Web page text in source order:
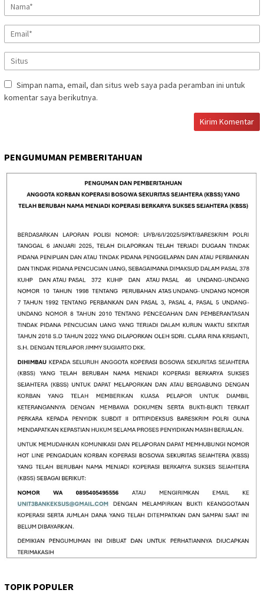
Simpan nama, email, dan situs web saya pada peramban ini untuk
komentar saya berikutnya.
PENGUMUMAN PEMBERITAHUAN
TOPIK POPULER